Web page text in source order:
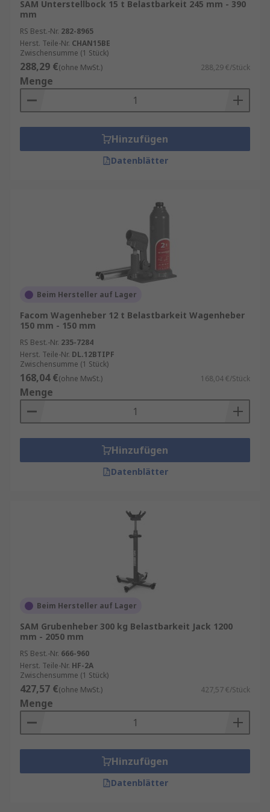
Produkten und Lösungen, die für den
erfolgreichen Betrieb ihrer Unternehmen
unerlässlich sind. Bitte checken Sie auch die
spezifischen Datenblätter, die auf der
Produktseite des jeweiligen Artikels zu finden
sind.
SAM Unterstellbock 15 t Belastbarkeit 245 mm - 390
mm
RS Best.-Nr. 282-8965
Herst. Teile-Nr. CHAN15BE
Zwischensumme (1 Stück)
288,29 €(ohne MwSt.) 288,29 €/Stück
Menge
Hinzufügen
Datenblätter
Beim Hersteller auf Lager
Facom Wagenheber 12 t Belastbarkeit Wagenheber
150 mm - 150 mm
RS Best.-Nr. 235-7284
Herst. Teile-Nr. DL.12BTIPF
Zwischensumme (1 Stück)
168,04 €(ohne MwSt.) 168,04 €/Stück
Menge
Hinzufügen
Datenblätter
Beim Hersteller auf Lager
SAM Grubenheber 300 kg Belastbarkeit Jack 1200
mm - 2050 mm
RS Best.-Nr. 666-960
Herst. Teile-Nr. HF-2A
Zwischensumme (1 Stück)
427,57 €(ohne MwSt.) 427,57 €/Stück
Menge
Hinzufügen
Datenblätter